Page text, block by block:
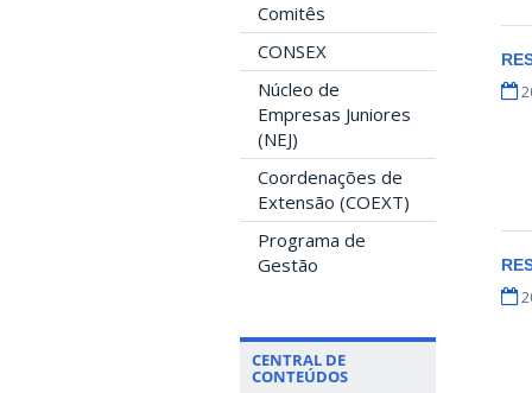
Comitês
CONSEX
Núcleo de
Empresas Juniores
(NEJ)
Coordenações de
Extensão (COEXT)
Programa de
Gestão
CENTRAL DE
CONTEÚDOS